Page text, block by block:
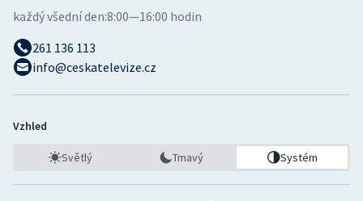
každý všední den:8:00—16:00 hodin
261 136 113
info@ceskatelevize.cz
Vzhled
Světlý Tmavý Systém